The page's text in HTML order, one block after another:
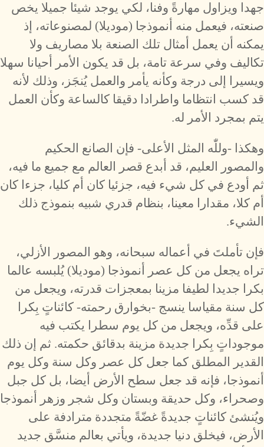
جهدا ويزاول مهارةً وفنا، لكي يوجد شيئا جميلا يخص
صنعته، فيعمل منه أنموذجا (موديلا) لمصنوعاته، إذ
يمكنه أن يعمل أمثال تلك الصنعة بلا مصاريف ولا
تكاليف وفي سرعة تامة، بل قد يكون الأمر أحيانا سهلا
ويسيرا إلى درجة وكأنه يأمر والعمل يُنجَز، وذلك لأنه
قد كسب انتظاما واطرادا دقيقا كالساعة وكأن العمل
يتم بمجرد الأمر له.
وهكذا -وللّٰه المثل الأعلى- فإن الصانع الحكيم
والمصور العليم، قد أبدع قصر العالم مع جميع ما فيه،
ثم أودع في كل شيء فيه، جزئيا كان أم كليا، جزءا كان
أم كلا، مقدارا معينا، بنظام قدري شبيه بنموذج ذلك
الشيء.
فإن تأملتَ في أعماله سبحانه، وهو المصور الأزلي،
تراه يجعل من كل عصر أنموذجا (موديلا) يُلبسه عالما
بكرا جديدا لطيفا مزينا بمعجزات قدرته، ويجعل من
كل سنة مقياسا ينسج -بخوارق رحمته- كائناتٍ بِكرا
على قدِّه، ويجعل من كل يوم سطرا يكتب فيه
موجوداتٍ بِكرا جديدة مزينة بدقائق حكمته. ثم إن ذلك
القدير المطلق كما جعل كل عصر وكل سنة وكل يوم
أنموذجا، فإنه قد جعل سطح الأرض أيضا، بل كل جبل
وصحراء، وكل حديقة وبستان وكل شجر وزهر أنموذجا
ويُنشئ كائناتٍ جديدةً غضّةً متجددة مترادفة على
الأرض، فيخلق دنيا جديدة، ويأتي بعالم منسَّق جديد